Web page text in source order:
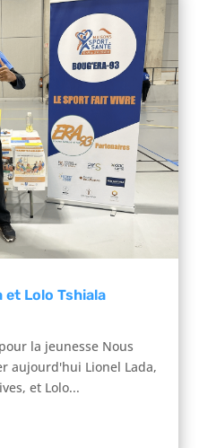
et Lolo Tshiala
la jeunesse Nous
aujourd'hui Lionel Lada,
et Lolo...